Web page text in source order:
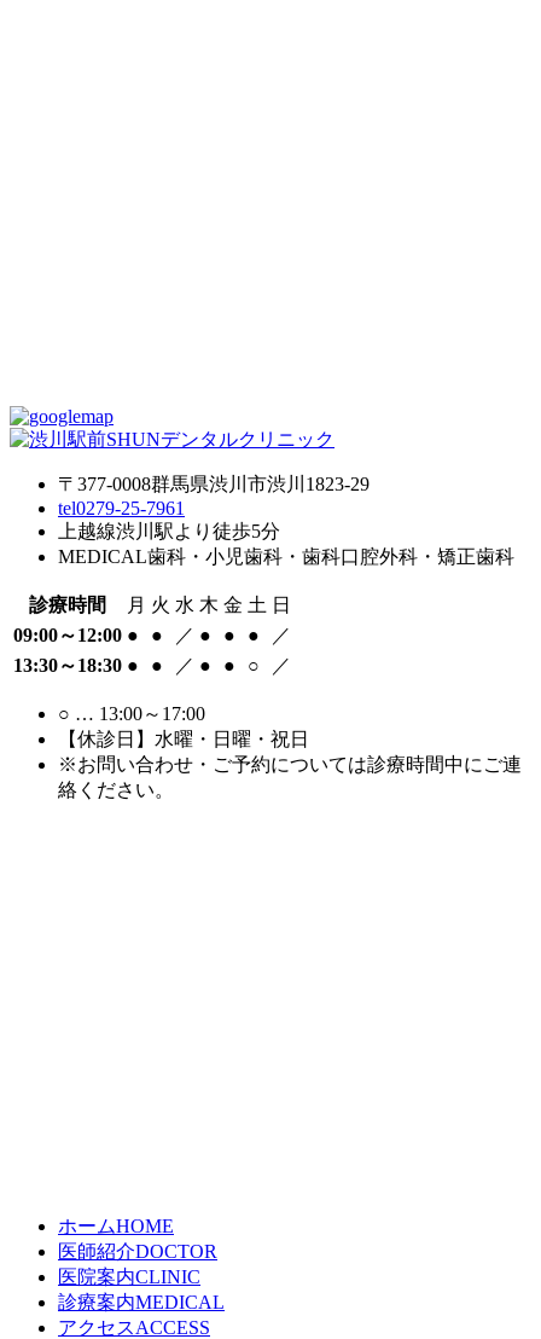
〒377-0008群馬県渋川市渋川1823-29
tel0279-25-7961
上越線渋川駅より徒歩5分
MEDICAL歯科・小児歯科・歯科口腔外科・矯正歯科
診療時間 月 火 水 木 金 土 日
09:00～12:00 ● ● ／ ● ● ●
／
13:30～18:30 ● ● ／ ● ● ○ ／
○ … 13:00～17:00
【休診日】水曜・日曜・祝日
※お問い合わせ・ご予約については診療時間中にご連
絡ください。
ホームHOME
医師紹介DOCTOR
医院案内CLINIC
診療案内MEDICAL
アクセスACCESS